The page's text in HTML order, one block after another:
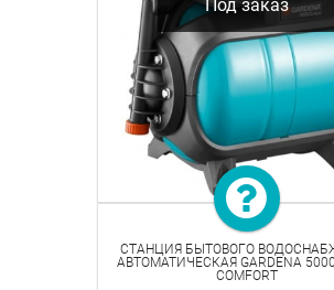
Под заказ
СТАНЦИЯ БЫТОВОГО
АВТОМАТИЧЕСКАЯ GARDENA
COMFORT